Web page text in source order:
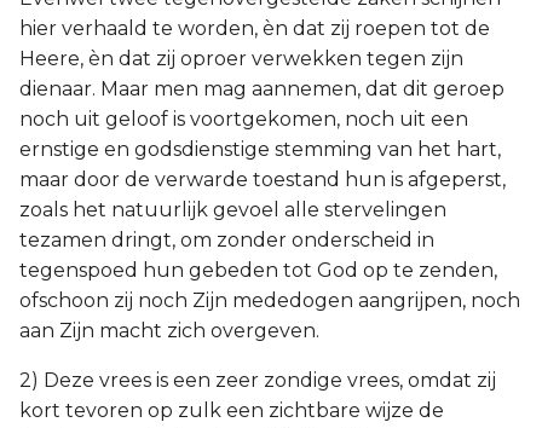
hier verhaald te worden, èn dat zij roepen tot de
Heere, èn dat zij oproer verwekken tegen zijn
dienaar. Maar men mag aannemen, dat dit geroep
noch uit geloof is voortgekomen, noch uit een
ernstige en godsdienstige stemming van het hart,
maar door de verwarde toestand hun is afgeperst,
zoals het natuurlijk gevoel alle stervelingen
tezamen dringt, om zonder onderscheid in
tegenspoed hun gebeden tot God op te zenden,
ofschoon zij noch Zijn mededogen aangrijpen, noch
aan Zijn macht zich overgeven.
2) Deze vrees is een zeer zondige vrees, omdat zij
kort tevoren op zulk een zichtbare wijze de